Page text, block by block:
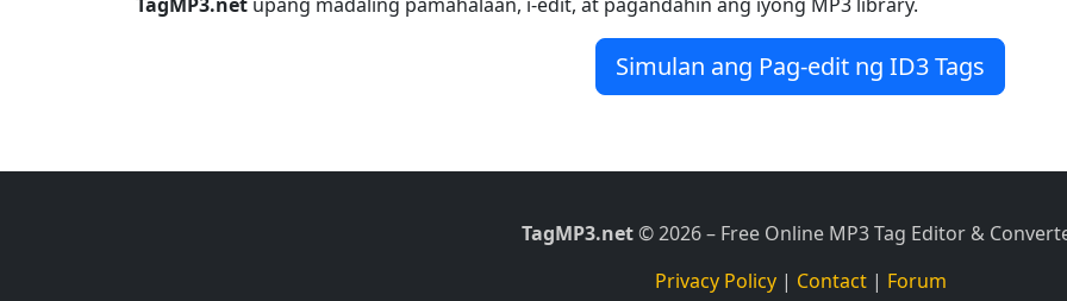
Simulan ang Pag-edit ng ID3 Tags
TagMP3.net© 2026 – Free Online MP3 Tag Editor &
Privacy Policy| Contact| Forum